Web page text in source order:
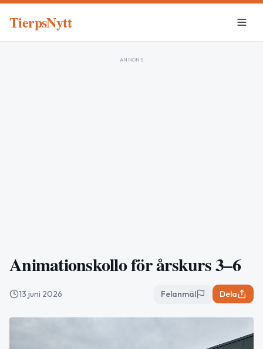
TierpsNytt
ANNONS
Animationskollo för årskurs 3–6
13 juni 2026 Felanmäl Dela